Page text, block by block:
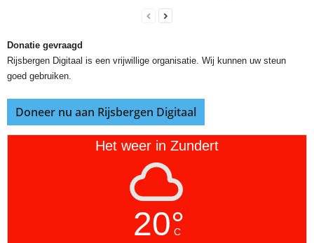
Donatie gevraagd
Rijsbergen Digitaal is een vrijwillige organisatie. Wij kunnen uw steun
goed gebruiken.
Doneer nu aan Rijsbergen Digitaal
Het weer in Zundert
20°
C